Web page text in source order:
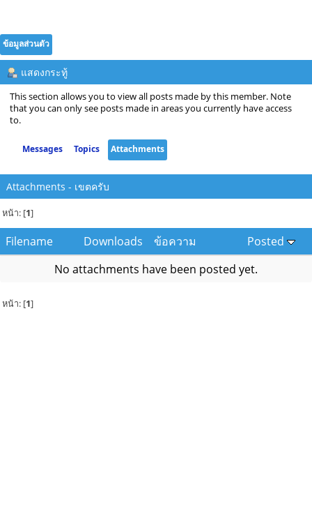
ข้อมูลส่วนตัว
แสดงกระทู้
This section allows you to view all posts made by this member. Note
that you can only see posts made in areas you currently have access
to.
Messages Topics Attachments
Attachments - เขตครับ
หน้า: [1]
Filename Downloads ข้อความ
Posted
No attachments have been posted yet.
หน้า: [1]